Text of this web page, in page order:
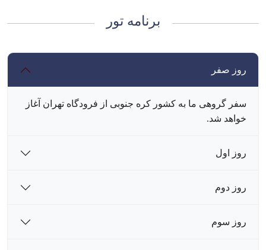
برنامه تور
روز صفر
سفر گروهی ما به کشور کره جنوبی از فرودگاه تهران آغاز
خواهد شد.
روز اول
روز دوم
روز سوم